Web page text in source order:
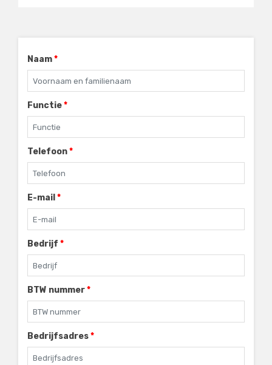
Naam*
Functie*
Telefoon*
E-mail *
Bedrijf *
BTW nummer*
Bedrijfsadres*